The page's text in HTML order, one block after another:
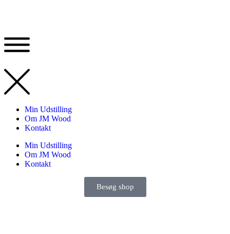
Min Udstilling
Om JM Wood
Kontakt
Min Udstilling
Om JM Wood
Kontakt
Besøg shop